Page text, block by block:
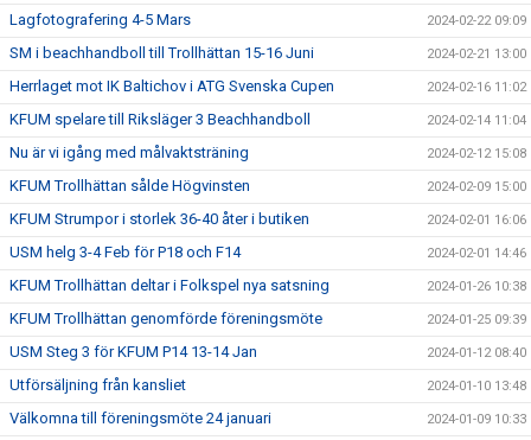
Lagfotografering 4-5 Mars 2024-02-22 09:09
SM i beachhandboll till Trollhättan 15-16 Juni 2024-02-21 13:00
Herrlaget mot IK Baltichov i ATG Svenska Cupen 2024-02-16 11:02
KFUM spelare till Riksläger 3 Beachhandboll 2024-02-14 11:04
Nu är vi igång med målvaktsträning 2024-02-12 15:08
KFUM Trollhättan sålde Högvinsten 2024-02-09 15:00
KFUM Strumpor i storlek 36-40 åter i butiken 2024-02-01 16:06
USM helg 3-4 Feb för P18 och F14 2024-02-01 14:46
KFUM Trollhättan deltar i Folkspel nya satsning 2024-01-26 10:38
KFUM Trollhättan genomförde föreningsmöte 2024-01-25 09:39
USM Steg 3 för KFUM P14 13-14 Jan 2024-01-12 08:40
Utförsäljning från kansliet 2024-01-10 13:48
Välkomna till föreningsmöte 24 januari 2024-01-09 10:33